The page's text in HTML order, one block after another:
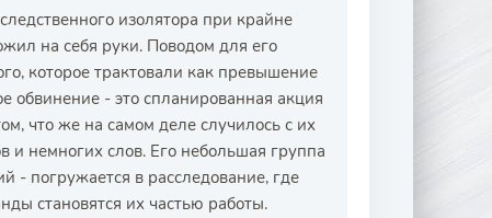
изолятора при крайне
на себя руки. Поводом для его
которое трактовали как превышение
обвинение - это спланированная акция
что же на самом деле случилось с их
немногих слов. Его небольшая группа
- погружается в расследование, где
становятся их частью работы.